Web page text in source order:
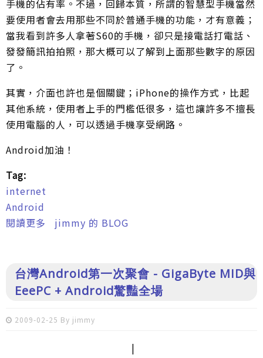
手機的佔有率。不過，回歸本質，所謂的智慧型手機當然
要使用者會去用那些不同於普通手機的功能，才有意義；
當我看到許多人拿著S60的手機，卻只是接電話打電話、
發發簡訊拍拍照，那大概可以了解到上面那些數字的原因
了。
其實，介面也許也是個關鍵；iPhone的操作方式，比起
其他系統，使用者上手的門檻低很多，這也讓許多不擅長
使用電腦的人，可以透過手機享受網路。
Android加油！
Tag:
internet
Android
閱讀更多 關於使用Android的上網比例即將超越
jimmy 的 BLOG
台灣Android第一次聚會 - GigaByte MID與
EeePC + Android驚豔全場
2009-02-25 By jimmy
|